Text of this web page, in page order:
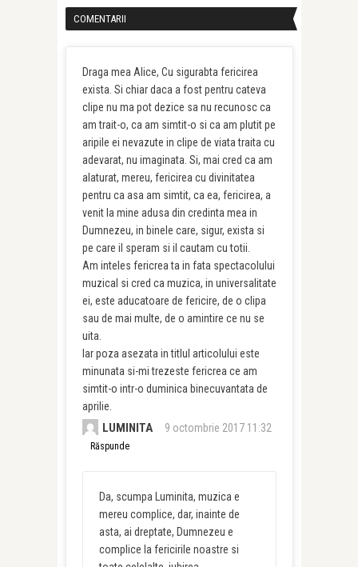
COMENTARII
Draga mea Alice, Cu sigurabta fericirea
exista. Si chiar daca a fost pentru cateva
clipe nu ma pot dezice sa nu recunosc ca
am trait-o, ca am simtit-o si ca am plutit pe
aripile ei nevazute in clipe de viata traita cu
adevarat, nu imaginata. Si, mai cred ca am
alaturat, mereu, fericirea cu divinitatea
pentru ca asa am simtit, ca ea, fericirea, a
venit la mine adusa din credinta mea in
Dumnezeu, in binele care, sigur, exista si
pe care il speram si il cautam cu totii.
Am inteles fericrea ta in fata spectacolului
muzical si cred ca muzica, in universalitate
ei, este aducatoare de fericire, de o clipa
sau de mai multe, de o amintire ce nu se
uita.
Iar poza asezata in titlul articolului este
minunata si-mi trezeste fericrea ce am
simtit-o intr-o duminica binecuvantata de
aprilie.
LUMINITA 9 octombrie 2017 11:32
Răspunde
Da, scumpa Luminita, muzica e
mereu complice, dar, inainte de
asta, ai dreptate, Dumnezeu e
complice la fericirile noastre si